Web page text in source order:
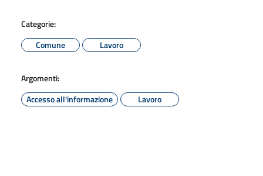
Categorie:
Comune
Lavoro
Argomenti:
Accesso all'informazione
Lavoro